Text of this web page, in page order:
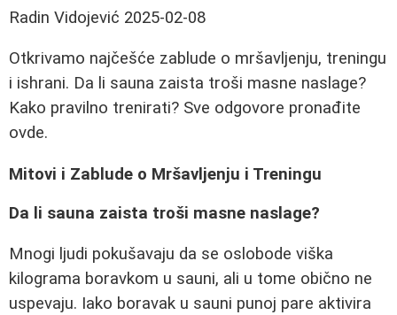
Radin Vidojević 2025-02-08
Otkrivamo najčešće zablude o mršavljenju, treningu
i ishrani. Da li sauna zaista troši masne naslage?
Kako pravilno trenirati? Sve odgovore pronađite
ovde.
Mitovi i Zablude o Mršavljenju i Treningu
Da li sauna zaista troši masne naslage?
Mnogi ljudi pokušavaju da se oslobode viška
kilograma boravkom u sauni, ali u tome obično ne
uspevaju. Iako boravak u sauni punoj pare aktivira